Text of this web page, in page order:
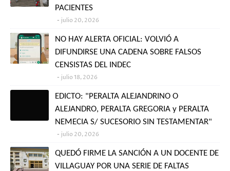
PACIENTES
julio 20, 2026
NO HAY ALERTA OFICIAL: VOLVIÓ A
DIFUNDIRSE UNA CADENA SOBRE FALSOS
CENSISTAS DEL INDEC
julio 18, 2026
EDICTO: "PERALTA ALEJANDRINO O
ALEJANDRO, PERALTA GREGORIA y PERALTA
NEMECIA S/ SUCESORIO SIN TESTAMENTAR"
julio 20, 2026
QUEDÓ FIRME LA SANCIÓN A UN DOCENTE DE
VILLAGUAY POR UNA SERIE DE FALTAS